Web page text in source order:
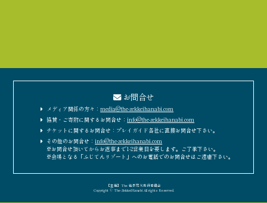
お問合せ
メディア関係の方々：media@the-zekkeihanabi.com
協賛・ご寄附に関するお問合せ：info@the-zekkeihanabi.com
チケットに関するお問合せ：プレイガイド各社に直接お問合せ下さい。
その他のお問合せ：info@the-zekkeihanabi.com
※お問合せ頂いてからお返事まで1-2営業日を要します。ご了承下さい。
※会場となる「ふじてんリゾート」へのお電話でのお問合せはご遠慮下さい。
［主催］The 絶景花火実行委員会
Copyright © The-ZekkeiHanabi All rights Reserved.